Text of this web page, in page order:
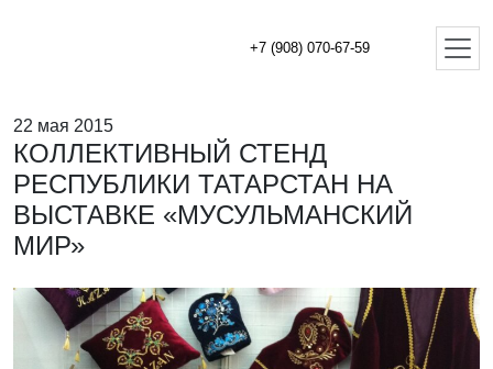
+7 (908) 070-67-59
22 мая 2015
КОЛЛЕКТИВНЫЙ СТЕНД
РЕСПУБЛИКИ ТАТАРСТАН НА
ВЫСТАВКЕ «МУСУЛЬМАНСКИЙ
МИР»